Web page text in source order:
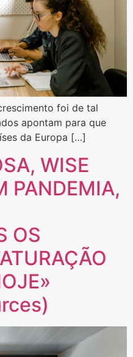
foi de tal
apontam para que
da Europa […]
WISE
PANDEMIA,
OS